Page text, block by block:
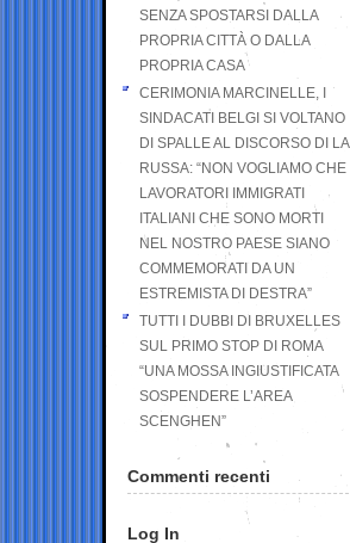
SENZA SPOSTARSI DALLA
PROPRIA CITTÀ O DALLA
PROPRIA CASA
CERIMONIA MARCINELLE, I
SINDACATI BELGI SI VOLTANO
DI SPALLE AL DISCORSO DI LA
RUSSA: “NON VOGLIAMO CHE
LAVORATORI IMMIGRATI
ITALIANI CHE SONO MORTI
NEL NOSTRO PAESE SIANO
COMMEMORATI DA UN
ESTREMISTA DI DESTRA”
TUTTI I DUBBI DI BRUXELLES
SUL PRIMO STOP DI ROMA
“UNA MOSSA INGIUSTIFICATA
SOSPENDERE L’AREA
SCENGHEN”
Commenti recenti
Log In